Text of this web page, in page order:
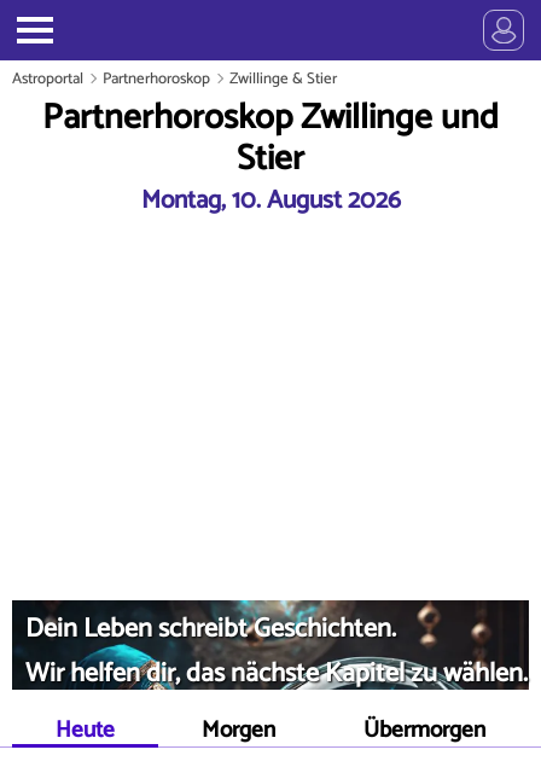
Astroportal Partnerhoroskop Zwillinge & Stier
Partnerhoroskop Zwillinge und
Stier
Montag, 10. August 2026
Dein Leben schreibt Geschichten.
Wir helfen dir, das nächste Kapitel zu wählen.
Heute Morgen Übermorgen